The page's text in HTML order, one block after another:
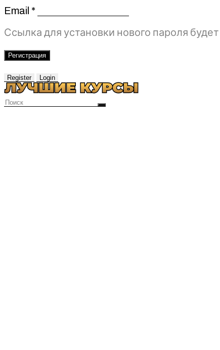
Email *Обязательно
Ссылка для установки нового пароля
Регистрация
Register Login